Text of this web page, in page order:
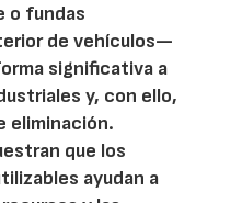
o fundas
de vehículos—
significativa a
y, con ello,
eliminación.
que los
ayudan a